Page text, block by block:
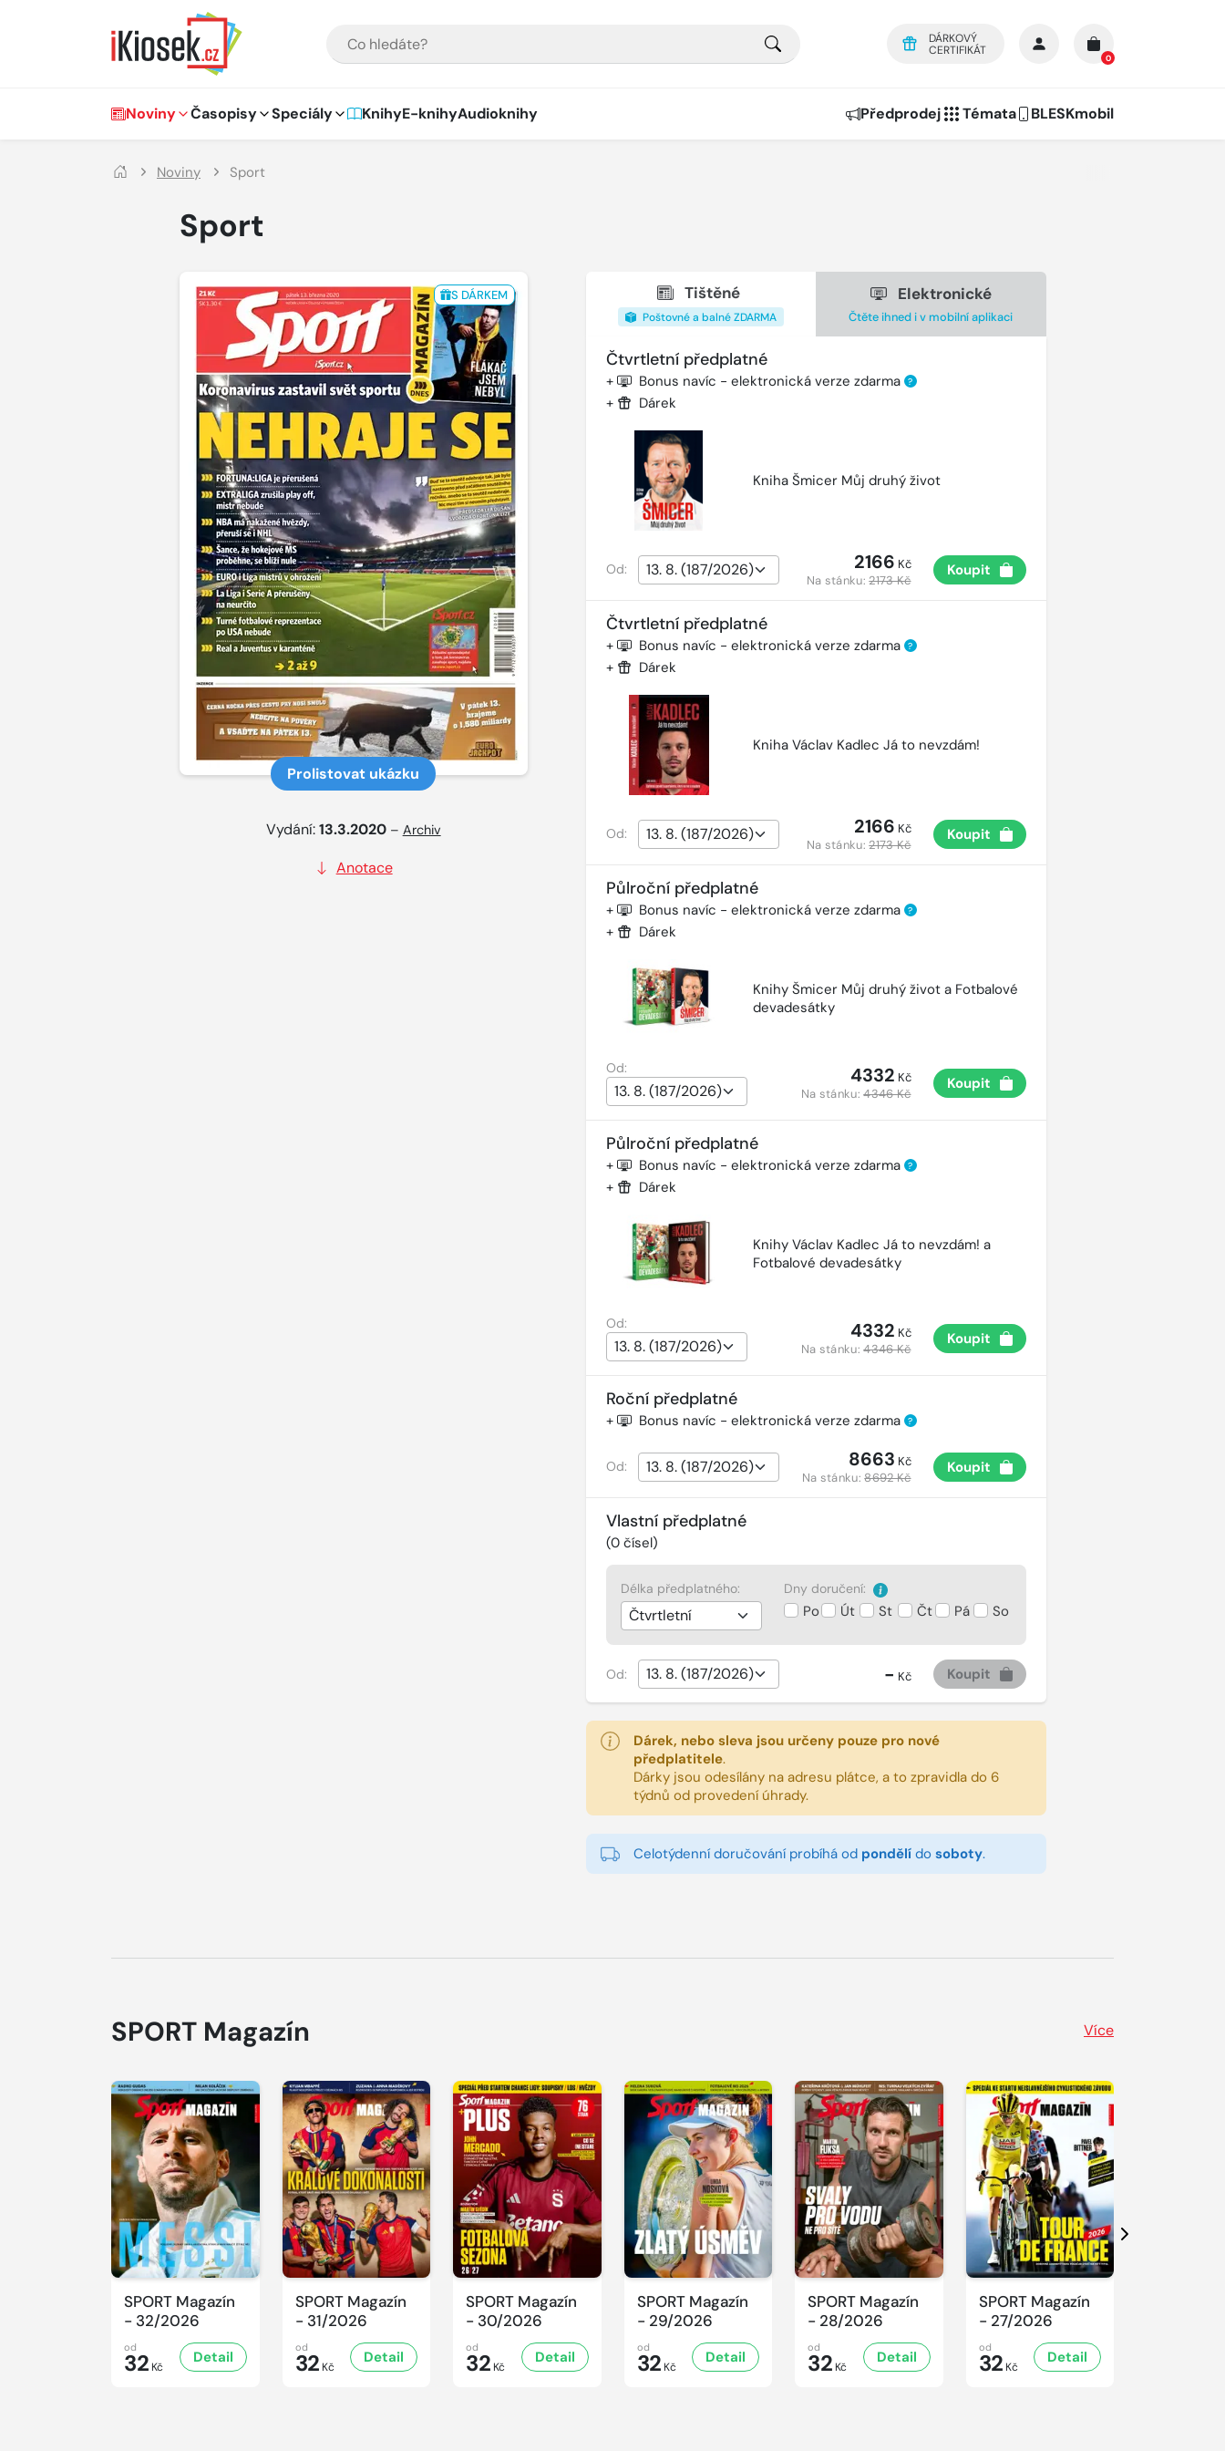
DÁRKOVÝ
CERTIFIKÁT
0
Hlavní navigace
Noviny Časopisy Speciály KnihyE-knihyAudioknihy Předprodej Témata BLESKmobil
Noviny Sport
Sport
S DÁRKEM
Prolistovat ukázku
Vydání:13.3.2020 – Archiv
Anotace
Tištěné
Poštovné a balné ZDARMA
Elektronické
Čtěte ihned i v mobilní aplikaci
Čtvrtletní předplatné
+ Bonus navíc - elektronická verze zdarma ?
+ Dárek
Kniha Šmicer Můj druhý život
Od: 2166 Kč
Na stánku:2173 Kč
Koupit
Čtvrtletní předplatné
+ Bonus navíc - elektronická verze zdarma ?
+ Dárek
Kniha Václav Kadlec Já to nevzdám!
Od: 2166 Kč
Na stánku:2173 Kč
Koupit
Půlroční předplatné
+ Bonus navíc - elektronická verze zdarma ?
+ Dárek
Knihy Šmicer Můj druhý život a Fotbalové
devadesátky
Od: 4332 Kč
Na stánku:4346 Kč
Koupit
Půlroční předplatné
+ Bonus navíc - elektronická verze zdarma ?
+ Dárek
Knihy Václav Kadlec Já to nevzdám! a
Fotbalové devadesátky
Od: 4332 Kč
Na stánku:4346 Kč
Koupit
Roční předplatné
+ Bonus navíc - elektronická verze zdarma ?
Od: 8663 Kč
Na stánku:8692 Kč
Koupit
Vlastní předplatné
(0čísel)
Délka předplatného: Dny doručení:
Po Út St Čt Pá So
Od: - Kč Koupit
Dárek, nebo sleva jsou určeny pouze pro nové
předplatitele.
Dárky jsou odesílány na adresu plátce, a to zpravidla do 6
týdnů od provedení úhrady.
Celotýdenní doručování probíhá od pondělído soboty.
SPORT Magazín Více
SPORT Magazín
- 32/2026
od
32 Kč
Detail
SPORT Magazín
- 31/2026
od
32 Kč
Detail
SPORT Magazín
- 30/2026
od
32 Kč
Detail
SPORT Magazín
- 29/2026
od
32 Kč
Detail
SPORT Magazín
- 28/2026
od
32 Kč
Detail
SPORT Magazín
- 27/2026
od
32 Kč
Detail
Další